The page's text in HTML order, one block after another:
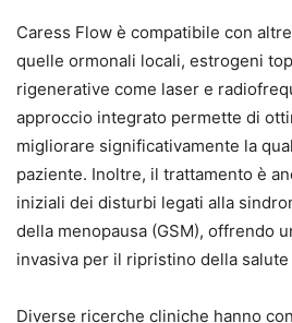
Caress Flow è compatibile con
quelle ormonali locali, estrogeni
rigenerative come laser e
approccio integrato permette di
migliorare significativamente la
paziente. Inoltre, il trattamento è
iniziali dei disturbi legati alla
della menopausa (GSM), offrendo
invasiva per il ripristino della salute
Diverse ricerche cliniche hanno